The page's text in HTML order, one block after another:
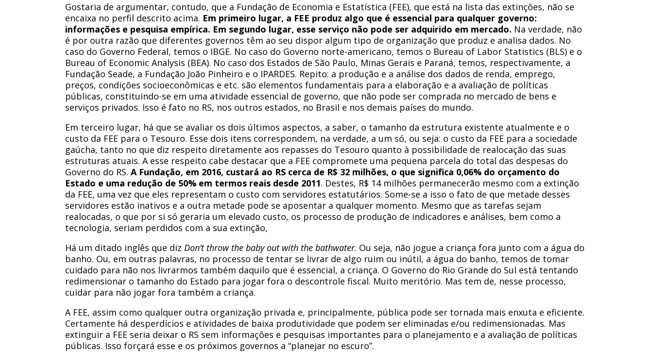
Gostaria de argumentar, contudo, que a Fundação de Economia e Estatística (FEE), que está na lista das extinções, não se
encaixa no perfil descrito acima. Em primeiro lugar, a FEE produz algo que é essencial para qualquer governo:
informações e pesquisa empírica. Em segundo lugar, esse serviço não pode ser adquirido em mercado. Na verdade, não
é por outra razão que diferentes governos têm ao seu dispor algum tipo de organização que produz e analisa dados. No
caso do Governo Federal, temos o IBGE. No caso do Governo norte-americano, temos o Bureau of Labor Statistics (BLS) e o
Bureau of Economic Analysis (BEA). No caso dos Estados de São Paulo, Minas Gerais e Paraná, temos, respectivamente, a
Fundação Seade, a Fundação João Pinheiro e o IPARDES. Repito: a produção e a análise dos dados de renda, emprego,
preços, condições socioeconômicas e etc. são elementos fundamentais para a elaboração e a avaliação de políticas
públicas, constituindo-se em uma atividade essencial de governo, que não pode ser comprada no mercado de bens e
serviços privados. Isso é fato no RS, nos outros estados, no Brasil e nos demais países do mundo.
Em terceiro lugar, há que se avaliar os dois últimos aspectos, a saber, o tamanho da estrutura existente atualmente e o
custo da FEE para o Tesouro. Esse dois itens correspondem, na verdade, a um só, ou seja: o custo da FEE para a sociedade
gaúcha, tanto no que diz respeito diretamente aos repasses do Tesouro quanto à possibilidade de realocação das suas
estruturas atuais. A esse respeito cabe destacar que a FEE compromete uma pequena parcela do total das despesas do
Governo do RS.A Fundação, em 2016, custará ao RS cerca de R$ 32 milhões, o que significa 0,06% do orçamento do
Estado e uma redução de 50% em termos reais desde 2011. Destes, R$ 14 milhões permanecerão mesmo com a extinção
da FEE, uma vez que eles representam o custo com servidores estatutários. Some-se a isso o fato de que metade desses
servidores estão inativos e a outra metade pode se aposentar a qualquer momento. Mesmo que as tarefas sejam
realocadas, o que por si só geraria um elevado custo, os processo de produção de indicadores e análises, bem como a
tecnologia, seriam perdidos com a sua extinção,
Há um ditado inglês que diz Don’t throw the baby out with the bathwater. Ou seja, não jogue a criança fora junto com a água do
banho. Ou, em outras palavras, no processo de tentar se livrar de algo ruim ou inútil, a água do banho, temos de tomar
cuidado para não nos livrarmos também daquilo que é essencial, a criança. O Governo do Rio Grande do Sul está tentando
redimensionar o tamanho do Estado para jogar fora o descontrole fiscal. Muito meritório. Mas tem de, nesse processo,
cuidar para não jogar fora também a criança.
A FEE, assim como qualquer outra organização privada e, principalmente, pública pode ser tornada mais enxuta e eficiente.
Certamente há desperdícios e atividades de baixa produtividade que podem ser eliminadas e/ou redimensionadas. Mas
extinguir a FEE seria deixar o RS sem informações e pesquisas importantes para o planejamento e a avaliação de políticas
públicas. Isso forçará esse e os próximos governos a “planejar no escuro”.